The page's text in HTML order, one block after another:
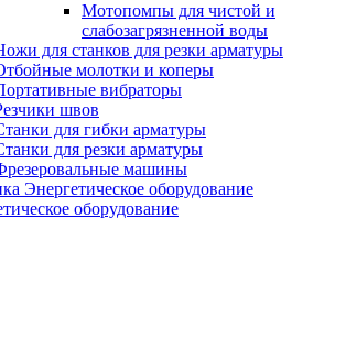
Мотопомпы для чистой и
слабозагрязненной воды
для станков для резки арматуры
молотки и коперы
вибраторы
швов
для гибки арматуры
для резки арматуры
машины
оборудование